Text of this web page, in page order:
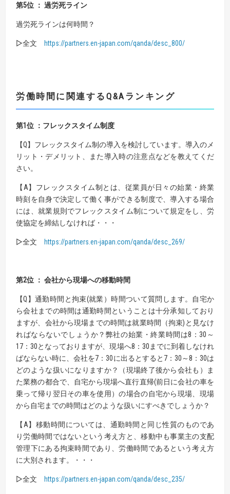
第5位 ： 過労死ライン
過労死ラインは何時間？
▷全文 https://partners.en-japan.com/qanda/desc_800/
労働時間に関連する Q&A ランキング
第1位 ：フレックスタイム制度
【Q】フレックスタイム制の導入を検討しています。導入のメ
リット・デメリット、また導入時の注意点などを教えてくだ
さい。
【A】フレックスタイム制とは、従業員が日々の始業・終業
時刻を自身で決定して働く事ができる制度で、導入する場合
には、就業規則でフレックスタイム制について規定をし、労
使協定を締結しなければ・・・
▷全文 https://partners.en-japan.com/qanda/desc_269/
第2位 ： 会社から現場への移動時間
【Q】通勤時間と拘束(就業）時間ついて質問します。自宅か
ら会社までの時間は通勤時間ということは十分承知しており
ますが、会社から現場までの時間は就業時間（拘束)と見なけ
ればならないでしょうか？弊社の始業・終業時間は8：30～
17：30となっておりますが、現場へ8：30までに到着しなけれ
ばならない時に、会社を7：30に出るとすると7：30～8：30は
どのような扱いになりますか？（現場終了後から会社も）ま
た業務の都合で、自宅から現場へ直行直帰(前日に会社の車を
乗って帰り翌日その車を使用）の場合の自宅から現場、現場
から自宅までの時間はどのような扱いにすべきでしょうか？
【A】移動時間については、通勤時間と同じ性質のものであ
り労働時間ではないという考え方と、移動中も事業主の支配
管理下にある拘束時間であり、労働時間であるという考え方
に大別されます。・・・
▷全文 https://partners.en-japan.com/qanda/desc_235/